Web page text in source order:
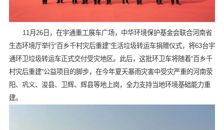
11月26日，在宇通重工展车广场，中华环境保护基金会联合河南省
生态环境厅举行“百乡千村灾后重建”生活垃圾转运车捐赠仪式，将63台宇
通环卫垃圾转运车正式交付受灾地区。此后，这批环卫车将随着“百乡千
村灾后重建”公益项目的脚步，在今年夏天暴雨灾害中受灾严重的河南荥
阳、巩义、浚县、卫辉、辉县等地上岗，全力支持当地环境基础能力重
建。